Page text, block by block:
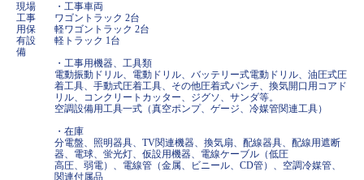
現場
工事
用保
有設
備
・工事車両
ワゴントラック 2台
軽ワゴントラック 2台
軽トラック 1台
・工事用機器、工具類
電動振動ドリル、電動ドリル、バッテリー式電動ドリル、油圧式圧
着工具、手動式圧着工具、その他圧着式パンチ、換気開口用コアド
リル、コンクリートカッター、ジグソ、サンダ等。
空調設備用工具一式（真空ポンプ、ゲージ、冷媒管関連工具）
・在庫
分電盤、照明器具、TV関連機器、換気扇、配線器具、配線用遮断
器、電球、蛍光灯、仮設用機器、電線ケーブル（低圧
高圧、弱電）、電線管（金属、ビニール、CD管）、空調冷媒管、
関連付属品